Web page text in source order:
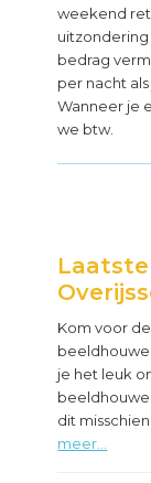
weekend
bedrag
per nacht
Wanneer je
we btw.
Kom voor
je het leuk
dit
meer...